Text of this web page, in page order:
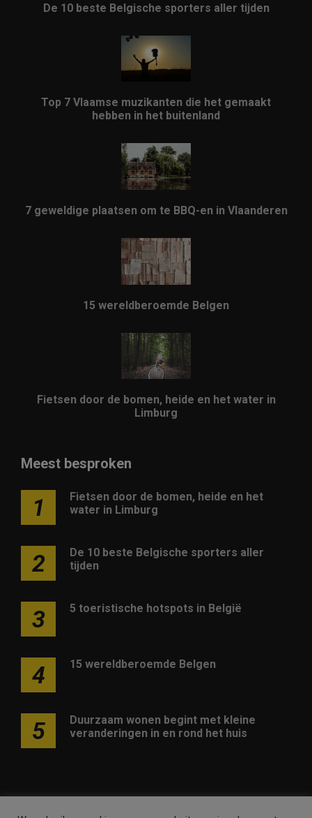
De 10 beste Belgische sporters aller tijden
Top 7 Vlaamse muzikanten die het gemaakt
hebben in het buitenland
7 geweldige plaatsen om te BBQ-en in Vlaanderen
15 wereldberoemde Belgen
Fietsen door de bomen, heide en het water in
Limburg
Meest besproken
1
Fietsen door de bomen, heide en het
water in Limburg
2
De 10 beste Belgische sporters aller
tijden
3 5 toeristische hotspots in België
4 15 wereldberoemde Belgen
5
Duurzaam wonen begint met kleine
veranderingen in en rond het huis